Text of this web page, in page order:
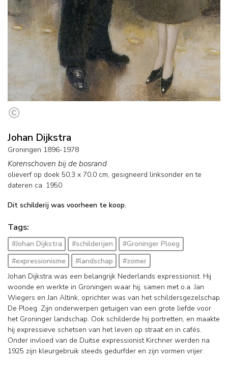
Johan Dijkstra
Groningen 1896-1978
Korenschoven bij de bosrand
olieverf op doek 50,3 x 70,0 cm, gesigneerd linksonder ente
dateren ca. 1950
Dit schilderij was voorheen te koop.
Tags:
#Johan Dijkstra #schilderijen
#Groninger Ploeg
#expressionisme
#landschap
#zomer
Johan Dijkstra was een belangrijk Nederlands expressionist. Hij
woonde en werkte in Groningen waar hij, samen met o.a. Jan
Wiegers en Jan Altink, oprichter was van het schildersgezelschap
De Ploeg. Zijn onderwerpen getuigen van een grote liefde voor
het Groninger landschap. Ook schilderde hij portretten, en maakte
hij expressieve schetsen van het leven op straat en in cafés.
Onder invloed van de Duitse expressionist Kirchner werden na
1925 zijn kleurgebruik steeds gedurfder en zijn vormen vrijer.